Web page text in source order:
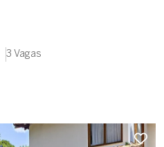
3 Vagas